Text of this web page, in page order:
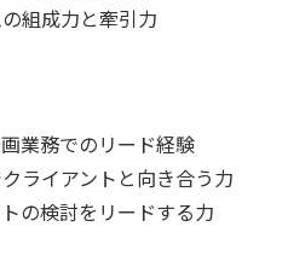
組成力と牽引力
業務でのリード経験
ライアントと向き合う力
の検討をリードする力